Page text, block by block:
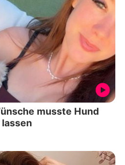
musste Hund